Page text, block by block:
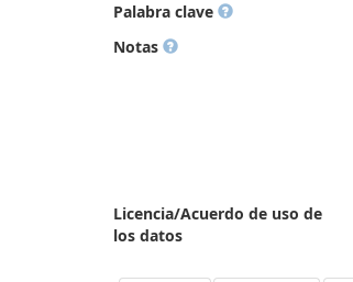
Palabra clave
Notas
Licencia/Acuerdo de uso de
los datos